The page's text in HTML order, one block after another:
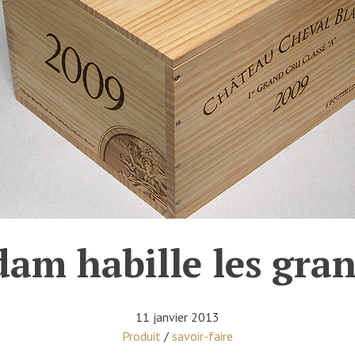
habille les
11 janvier 2013
Posted in
Produit / savoir-faire